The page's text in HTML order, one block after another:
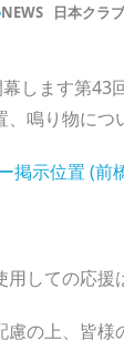
NEWS 日本クラ
します第43
鳴り物につ
掲示位置 (前
しての応援
の上、皆様